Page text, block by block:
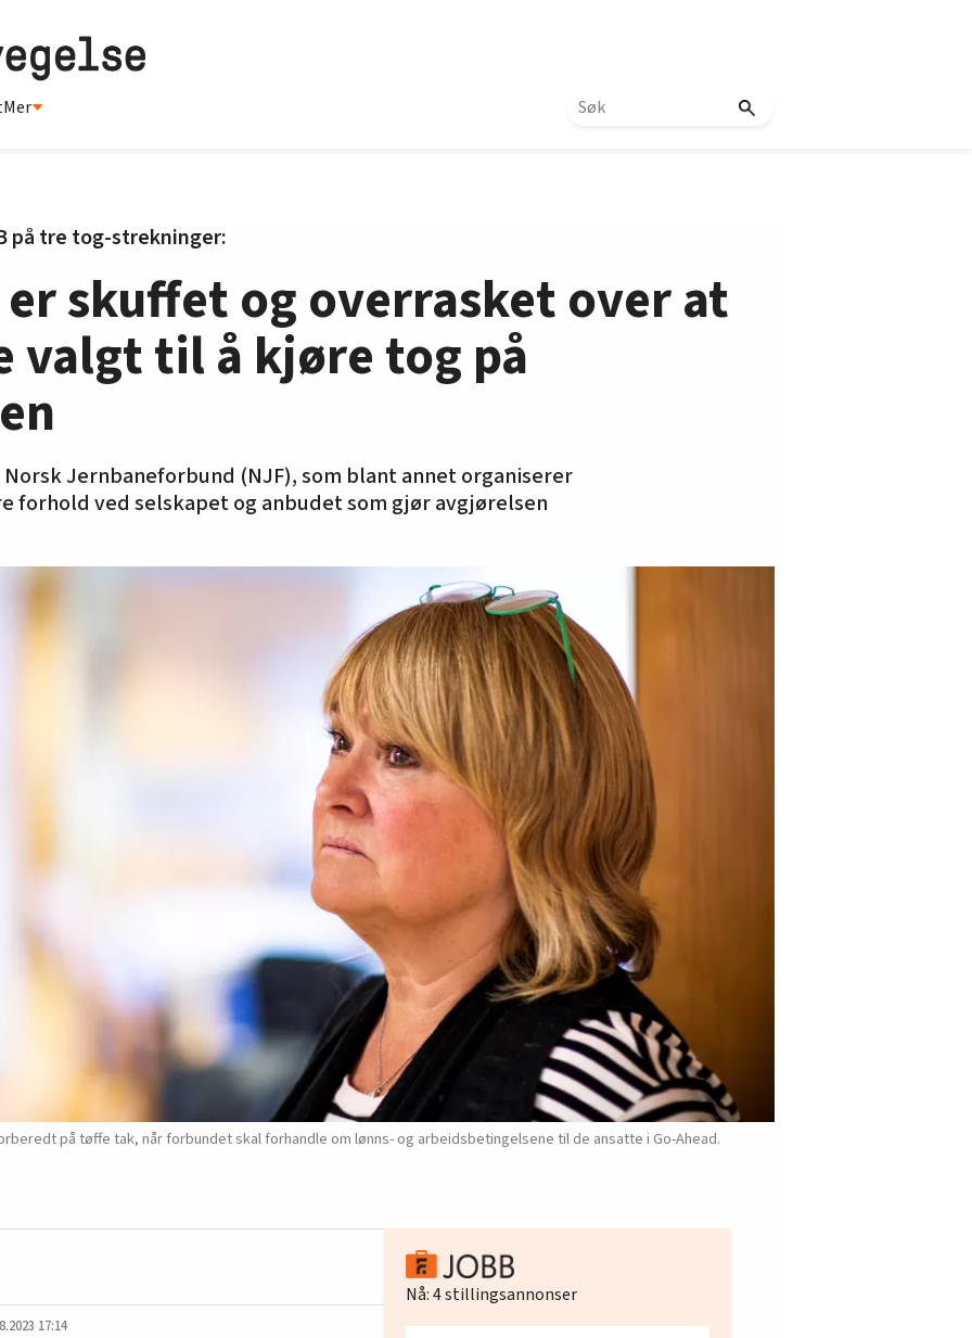
Mer
på tre tog-strekninger:
skuffet og overrasket over at
valgt til å kjøre tog på
Jernbaneforbund (NJF), som blant annet organiserer
forhold ved selskapet og anbudet som gjør avgjørelsen
på tøffe tak, når forbundet skal forhandle om lønns- og arbeidsbetingelsene til de ansatte i Go-Ahead.
17:14
Nå:4stillingsannonser